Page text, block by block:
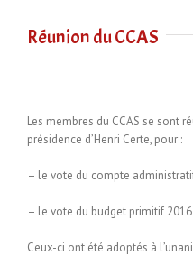
Réunion du CCAS
Les membres du CCAS se sont
présidence d’Henri Certe, pour :
– le vote du compte
– le vote du budget primitif 2016
Ceux-ci ont été adoptés à